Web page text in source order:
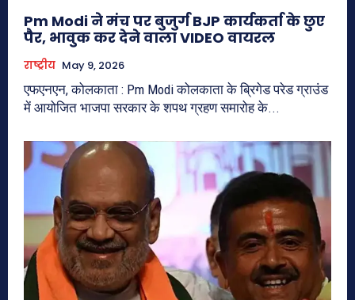
Pm Modi ने मंच पर बुजुर्ग BJP कार्यकर्ता के छुए
पैर, भावुक कर देने वाला VIDEO वायरल
राष्ट्रीय May 9, 2026
एफएनएन, कोलकाता : Pm Modi कोलकाता के ब्रिगेड परेड ग्राउंड
में आयोजित भाजपा सरकार के शपथ ग्रहण समारोह के...